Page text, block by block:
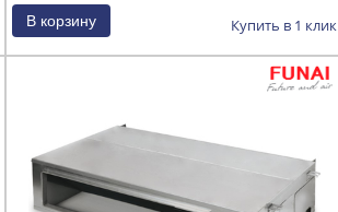
Купить в 1 клик